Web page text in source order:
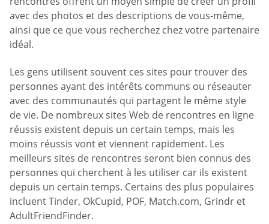
avec des photos et des descriptions de vous-même,
ainsi que ce que vous recherchez chez votre partenaire
idéal.
Les gens utilisent souvent ces sites pour trouver des
personnes ayant des intérêts communs ou réseauter
avec des communautés qui partagent le même style
de vie. De nombreux sites Web de rencontres en ligne
réussis existent depuis un certain temps, mais les
moins réussis vont et viennent rapidement. Les
meilleurs sites de rencontres seront bien connus des
personnes qui cherchent à les utiliser car ils existent
depuis un certain temps. Certains des plus populaires
incluent Tinder, OkCupid, POF, Match.com, Grindr et
AdultFriendFinder.